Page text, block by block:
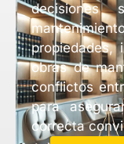
decisiones
propiedades,
obras de
conflictos
para
correcta